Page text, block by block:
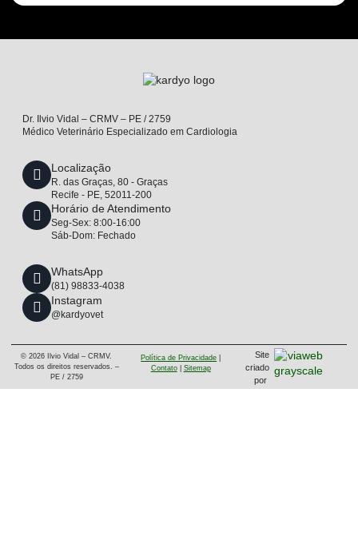
Dr. Ilvio Vidal – CRMV – PE / 2759
Médico Veterinário Especializado em Cardiologia
Localização
R. das Graças, 80 - Graças
Recife - PE, 52011-200
Horário de Atendimento
Seg-Sex: 8:00-16:00
Sáb-Dom: Fechado
WhatsApp
(81) 98833-4038
Instagram
@kardyovet
© 2026 Ilvio Vidal – CRMV.
Todos os direitos reservados. –
PE / 2759
Política de Privacidade
Contato| Sitemap
Site
criado
por